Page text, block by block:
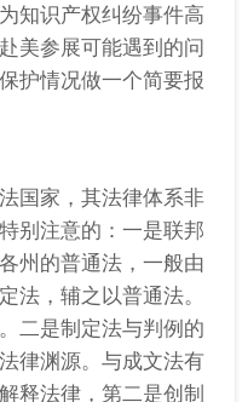
知识产权纠纷事件高
美参展可能遇到的问
护情况做一个简要报
国家，其法律体系非
别注意的：一是联邦
州的普通法，一般由
法，辅之以普通法。
二是制定法与判例的
律渊源。与成文法有
释法律，第二是创制